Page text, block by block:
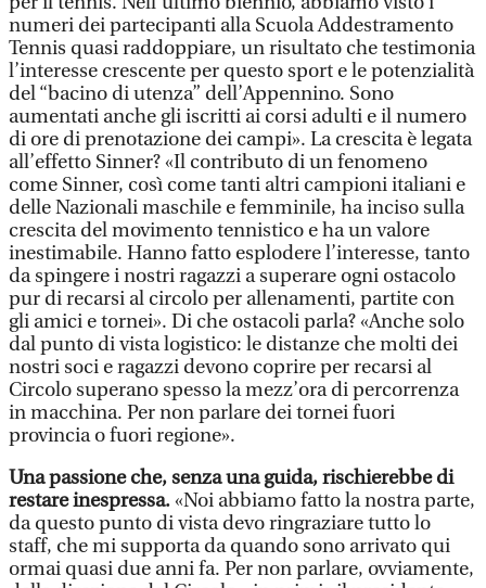
numeri dei partecipanti alla Scuola Addestramento
Tennis quasi raddoppiare, un risultato che testimonia
l’interesse crescente per questo sport e le potenzialità
del “bacino di utenza” dell’Appennino. Sono
aumentati anche gli iscritti ai corsi adulti e il numero
di ore di prenotazione dei campi». La crescita è legata
all’effetto Sinner? «Il contributo di un fenomeno
come Sinner, così come tanti altri campioni italiani e
delle Nazionali maschile e femminile, ha inciso sulla
crescita del movimento tennistico e ha un valore
inestimabile. Hanno fatto esplodere l’interesse, tanto
da spingere i nostri ragazzi a superare ogni ostacolo
pur di recarsi al circolo per allenamenti, partite con
gli amici e tornei». Di che ostacoli parla? «Anche solo
dal punto di vista logistico: le distanze che molti dei
nostri soci e ragazzi devono coprire per recarsi al
Circolo superano spesso la mezz’ora di percorrenza
in macchina. Per non parlare dei tornei fuori
provincia o fuori regione».
Una passione che, senza una guida, rischierebbe di
restare inespressa.«Noi abbiamo fatto la nostra parte,
da questo punto di vista devo ringraziare tutto lo
staff, che mi supporta da quando sono arrivato qui
ormai quasi due anni fa. Per non parlare, ovviamente,